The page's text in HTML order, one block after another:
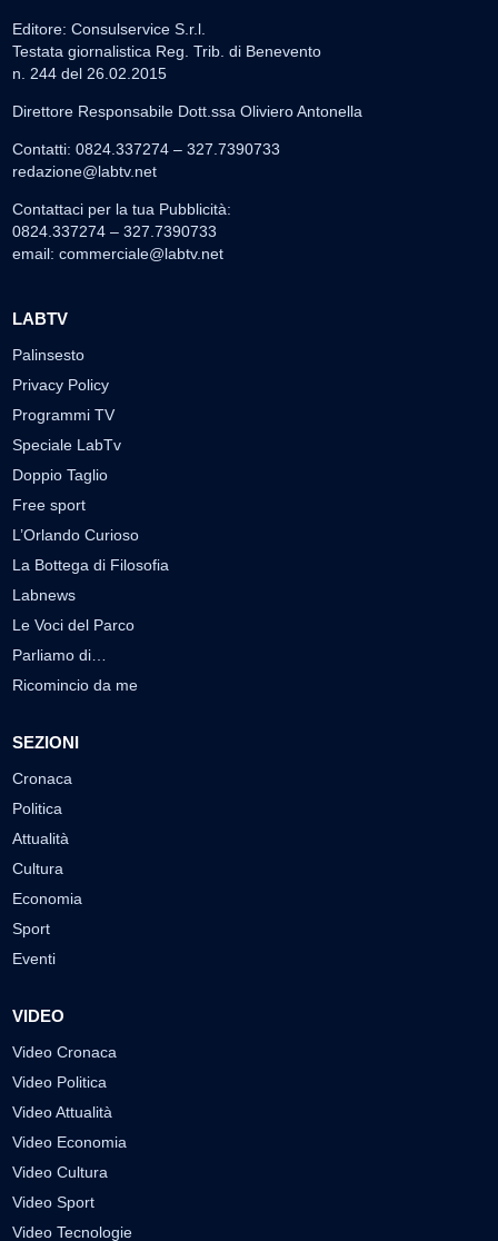
Editore: Consulservice S.r.l.
Testata giornalistica Reg. Trib. di Benevento
n. 244 del 26.02.2015
Direttore Responsabile Dott.ssa Oliviero Antonella
Contatti: 0824.337274 – 327.7390733
redazione@labtv.net
Contattaci per la tua Pubblicità:
0824.337274 – 327.7390733
email: commerciale@labtv.net
LABTV
Palinsesto
Privacy Policy
Programmi TV
Speciale LabTv
Doppio Taglio
Free sport
L’Orlando Curioso
La Bottega di Filosofia
Labnews
Le Voci del Parco
Parliamo di…
Ricomincio da me
SEZIONI
Cronaca
Politica
Attualità
Cultura
Economia
Sport
Eventi
VIDEO
Video Cronaca
Video Politica
Video Attualità
Video Economia
Video Cultura
Video Sport
Video Tecnologie